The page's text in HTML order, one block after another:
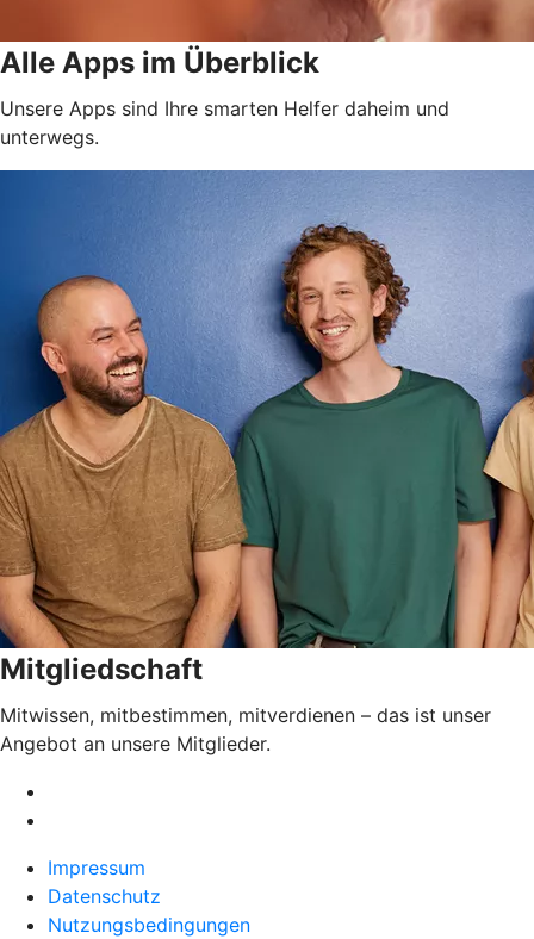
Alle Apps im Überblick
Unsere Apps sind Ihre smarten Helfer daheim und
unterwegs.
Mitgliedschaft
Mitwissen, mitbestimmen, mitverdienen – das ist unser
Angebot an unsere Mitglieder.
Impressum
Datenschutz
Nutzungsbedingungen